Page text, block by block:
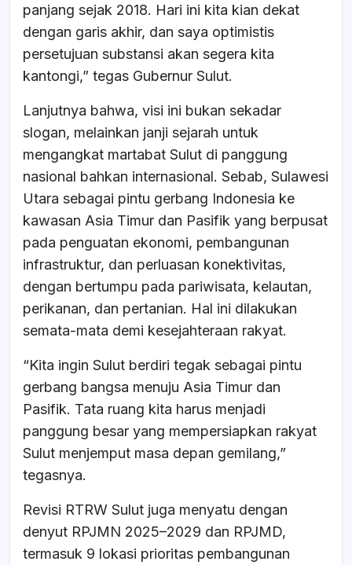
panjang sejak 2018. Hari ini kita kian dekat
dengan garis akhir, dan saya optimistis
persetujuan substansi akan segera kita
kantongi,” tegas Gubernur Sulut.
Lanjutnya bahwa, visi ini bukan sekadar
slogan, melainkan janji sejarah untuk
mengangkat martabat Sulut di panggung
nasional bahkan internasional. Sebab, Sulawesi
Utara sebagai pintu gerbang Indonesia ke
kawasan Asia Timur dan Pasifik yang berpusat
pada penguatan ekonomi, pembangunan
infrastruktur, dan perluasan konektivitas,
dengan bertumpu pada pariwisata, kelautan,
perikanan, dan pertanian. Hal ini dilakukan
semata-mata demi kesejahteraan rakyat.
“Kita ingin Sulut berdiri tegak sebagai pintu
gerbang bangsa menuju Asia Timur dan
Pasifik. Tata ruang kita harus menjadi
panggung besar yang mempersiapkan rakyat
Sulut menjemput masa depan gemilang,”
tegasnya.
Revisi RTRW Sulut juga menyatu dengan
denyut RPJMN 2025–2029 dan RPJMD,
termasuk 9 lokasi prioritas pembangunan